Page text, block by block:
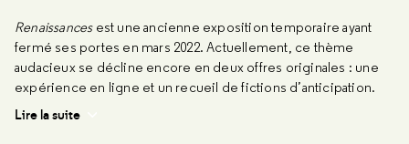
Renaissances est une ancienne exposition temporaire ayant
fermé ses portes en mars 2022. Actuellement, ce thème
audacieux se décline encore en deux offres originales : une
expérience en ligne et un recueil de fictions d’anticipation.
Lire la suite